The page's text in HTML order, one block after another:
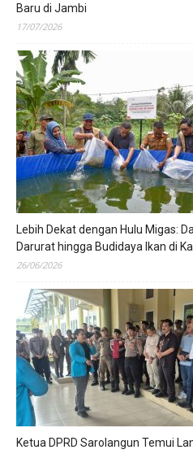
Baru di Jambi
17/07/2026
Lebih Dekat dengan Hulu Migas:
Darurat hingga Budidaya Ikan di
26/06/2026
Ketua DPRD Sarolangun Temui